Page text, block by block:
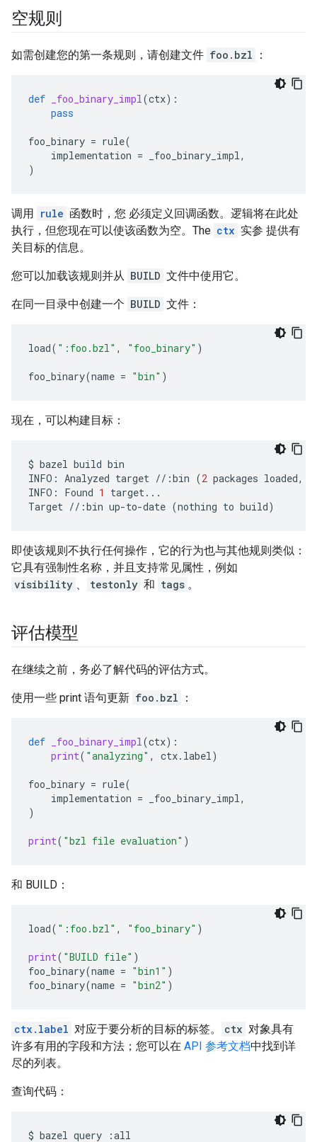
空规则
如需创建您的第一条规则，请创建文件 foo.bzl ：
def _foo_binary_impl(ctx):
pass
foo_binary = rule(
implementation = _foo_binary_impl,
)
调用 rule 函数时，您 必须定义回调函数。逻辑将在此处
执行，但您现在可以使该函数为空。The ctx 实参 提供有
关目标的信息。
您可以加载该规则并从 BUILD 文件中使用它。
在同一目录中创建一个 BUILD 文件：
load( ":foo.bzl" , "foo_binary" )
foo_binary(name = "bin" )
现在，可以构建目标：
$ bazel build bin
INFO : Analyzed target // :bin (2 packages loaded,
INFO : Found 1 target...
Target // :bin up-to-date (nothing to build)
即使该规则不执行任何操作，它的行为也与其他规则类似：
它具有强制性名称，并且支持常见属性，例如
visibility 、 testonly 和 tags 。
评估模型
在继续之前，务必了解代码的评估方式。
使用一些 print 语句更新 foo.bzl ：
def _foo_binary_impl(ctx):
print( "analyzing" , ctx. label)
foo_binary = rule(
implementation = _foo_binary_impl,
)
print( "bzl file evaluation" )
和 BUILD：
load( ":foo.bzl" , "foo_binary" )
print( "BUILD file" )
foo_binary(name = "bin1" )
foo_binary(name = "bin2" )
ctx.label 对应于要分析的目标的标签。 ctx 对象具有
许多有用的字段和方法；您可以在 API 参考文档中找到详
尽的列表。
查询代码：
$ bazel query :all